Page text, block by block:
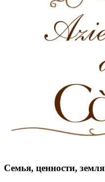
Семья, ценности, земля